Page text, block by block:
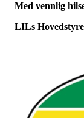
Med vennlig
LILs Hovedstyre